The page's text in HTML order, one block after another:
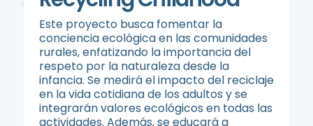
Este proyecto busca fomentar la
conciencia ecológica en las comunidades
rurales, enfatizando la importancia del
respeto por la naturaleza desde la
infancia. Se medirá el impacto del reciclaje
en la vida cotidiana de los adultos y se
integrarán valores ecológicos en todas las
actividades. Además, se educará a